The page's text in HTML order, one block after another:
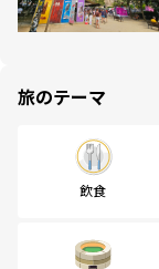
旅のテーマ
飲食